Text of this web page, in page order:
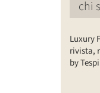
chi
Luxury
rivista,
by